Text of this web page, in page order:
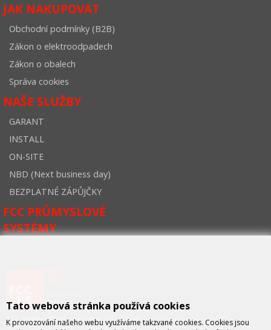
JAK NAKUPOVAT
Obchodní podmínky (B2B)
Zákon o elektroodpadech
Zákon o obalech
Správa cookies
NAŠE SLUŽBY
GARANT
INSTALL
ON-SITE
NBD (Next business day)
BEZPLATNÉ ZÁPŮJČKY
FCC PRŮMYSLOVÉ
SYSTÉMY
FCC průmyslové systémyje technicko – obchodní společností,
Tato webová stránka používá cookies
K provozování našeho webu využíváme takzvané cookies. Cookies jsou